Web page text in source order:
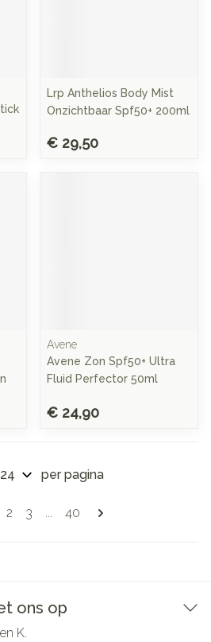
Lrp Anthelios Body Mist
Onzichtbaar Spf50+ 200ml
€ 29,50
Avene
Avene Zon Spf50+ Ultra
Fluid Perfector 50ml
€ 24,90
Pagina's
momenteel pagina
Pagina
2 Pagina
3 ... Pagina
40
per pagina
ons op
K.